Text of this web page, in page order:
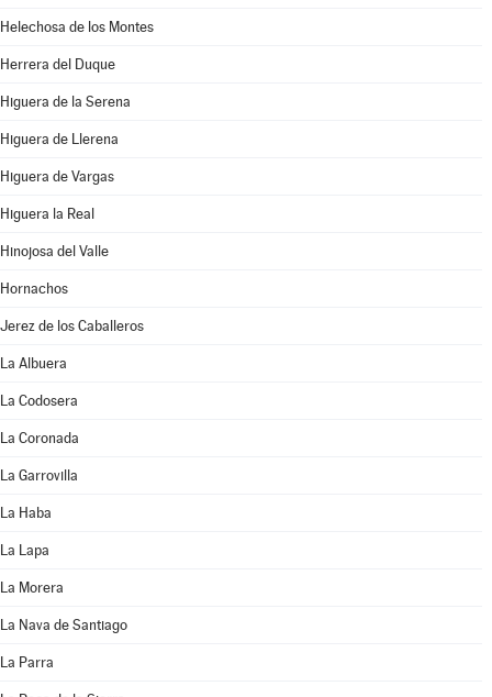
Helechosa de los Montes
Herrera del Duque
Higuera de la Serena
Higuera de Llerena
Higuera de Vargas
Higuera la Real
Hinojosa del Valle
Hornachos
Jerez de los Caballeros
La Albuera
La Codosera
La Coronada
La Garrovilla
La Haba
La Lapa
La Morera
La Nava de Santiago
La Parra